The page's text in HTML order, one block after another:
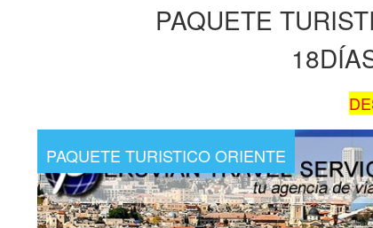
PAQUETE
PAQUETE TURISTICO ORIENTE